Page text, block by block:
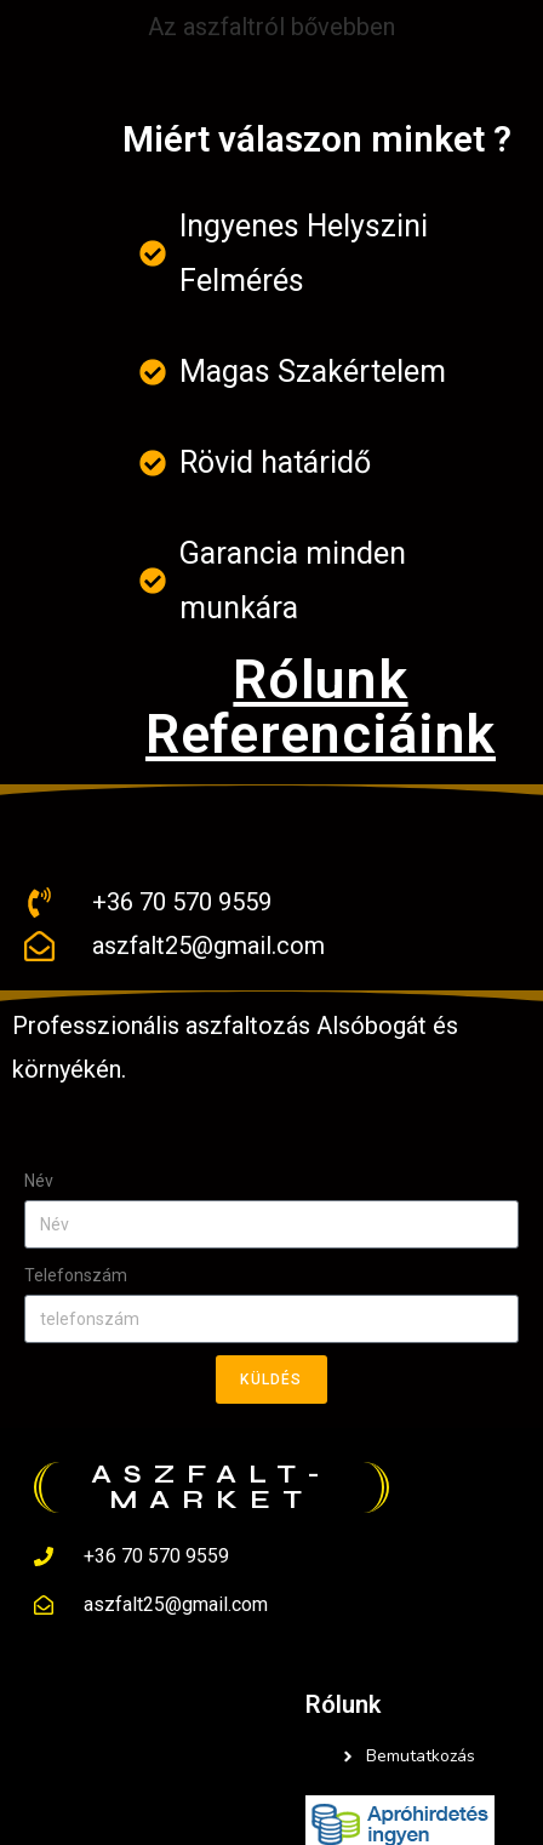
Az aszfaltról bővebben
Miért válaszon minket ?
Ingyenes Helyszini
Felmérés
Magas Szakértelem
Rövid határidő
Garancia minden
munkára
Rólunk
Referenciáink
+36 70 570 9559
aszfalt25@gmail.com
Professzionális aszfaltozás Alsóbogát és
környékén.
Név
Telefonszám
KÜLDÉS
ASZFALT-
MARKET
+36 70 570 9559
aszfalt25@gmail.com
Rólunk
Bemutatkozás